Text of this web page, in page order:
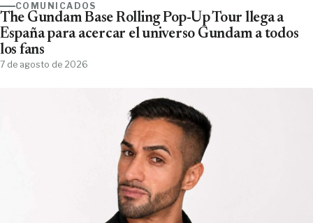
COMUNICADOS
The Gundam Base Rolling Pop-Up Tour llega a
España para acercar el universo Gundam a todos
los fans
7 de agosto de 2026